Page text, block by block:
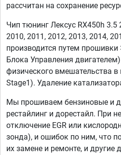
рассчитан на сохранение
Чип тюнинг Лексус RX450h 3.5
2010, 2011, 2012, 2013, 2014,
производится путем
Блока Управления
физического вмешательства
Stage1). Удаление
Мы прошиваем бензиновые и
рестайлинг и дорестайл. При
отключение EGR или
зонда), и ошибок по ним, что
их замене и ремонте, и другие